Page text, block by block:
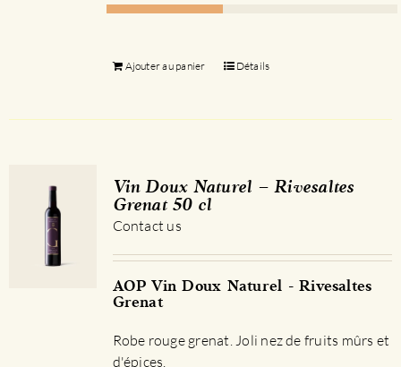
Ajouter au panier Détails
Vin Doux Naturel – Rivesaltes
Grenat 50 cl
Contact us
AOP Vin Doux Naturel - Rivesaltes
Grenat
Robe rouge grenat. Joli nez de fruits mûrs et
d'épices.